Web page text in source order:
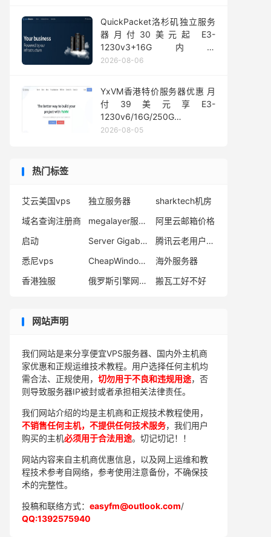
QuickPacket洛杉矶独立服务
器月付30美元起 E3-
1230v3+16G内存
1Gbps@50TB大流量
2026-08-06
YxVM香港特价服务器优惠 月
付39美元享E3-
1230v6/16G/250G
SSD/10TB流量
2026-08-05
热门标签
艾云美国vps 独立服务器
sharktech机房
域名查询注册商
megalayer服务器
阿里云邮箱价格
启动
Server Gigabit 测试IP
腾讯云老用户买服务器
悉尼vps
CheapWindowsVPS测评
海外服务器
香港独服
俄罗斯引擎网站官网 搬瓦工好不好
网站声明
我们网站是来分享便宜VPS服务器、国内外主机商
家优惠和正规运维技术教程。用户选择任何主机均
需合法、正规使用， 切勿用于不良和违规用途，否
则导致服务器IP被封或者承担相关法律责任。
我们网站介绍的均是主机商和正规技术教程使用，
不销售任何主机，不提供任何技术服务，我们用户
购买的主机必须用于合法用途。切记切记！！
网站内容来自主机商优惠信息，以及网上运维和教
程技术参考自网络，参考使用注意备份，不确保技
术的完整性。
投稿和联络方式： easyfm@outlook.com/
QQ:1392575940